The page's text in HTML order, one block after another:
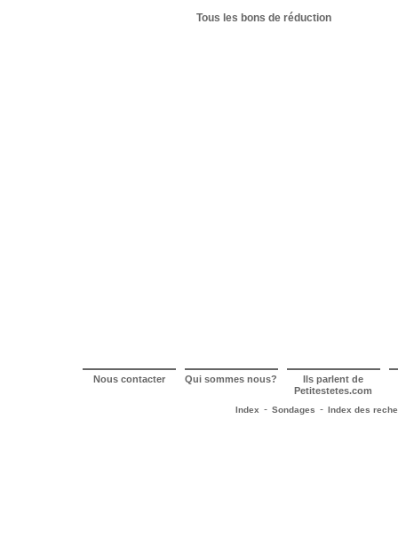
Tous les bons de réduction
Nous contacter Qui sommes nous? Ils parlent de
Petitestetes.com
Index - Sondages - Index des